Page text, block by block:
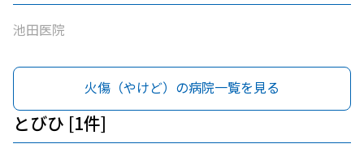
池田医院
火傷（やけど）の病院一覧を見る
とびひ [1件]